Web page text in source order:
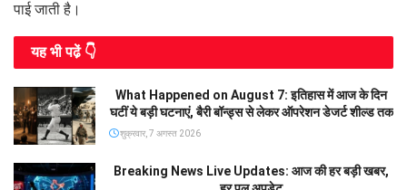
पाई जाती है।
यह भी पढे़ं 👇
What Happened on August 7: इतिहास में आज के दिन
घटीं ये बड़ी घटनाएं, बैरी बॉन्ड्स से लेकर ऑपरेशन डेजर्ट शील्ड तक
शुक्रवार, 7 अगस्त 2026
Breaking News Live Updates: आज की हर बड़ी खबर,